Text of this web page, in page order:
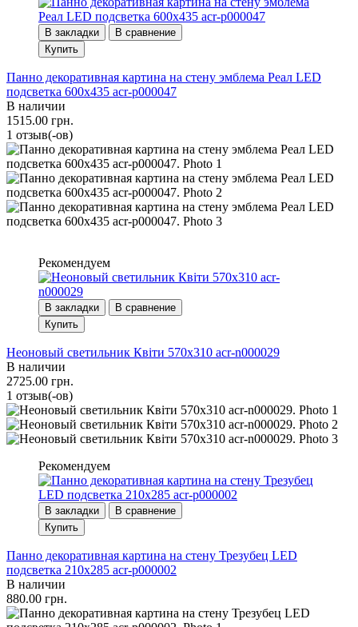
В закладки
В сравнение
Купить
Панно декоративная картина на стену эмблема Реал LED
подсветка 600х435 acr-p000047
В наличии
1515.00 грн.
1 отзыв(-ов)
Рекомендуем
В закладки
В сравнение
Купить
Неоновый светильник Квіти 570х310 acr-n000029
В наличии
2725.00 грн.
1 отзыв(-ов)
Рекомендуем
В закладки
В сравнение
Купить
Панно декоративная картина на стену Трезубец LED
подсветка 210x285 acr-p000002
В наличии
880.00 грн.